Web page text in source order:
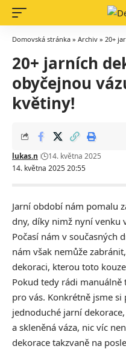
Domovská stránka » Archiv » 20+
20+ jarních
obyčejnou
květiny!
14. května 2025 20:55
lukas.n 14. května 2025
Jarní období nám pomalu
dny, díky nimž nyní venku
Počasí nám v současných
nám však nemůže
dekoraci, kterou toto
Pokud tedy rádi
pro vás. Konkrétně jsme
jednoduché jarní
a skleněná váza, nic víc
dekorace takzvaně na